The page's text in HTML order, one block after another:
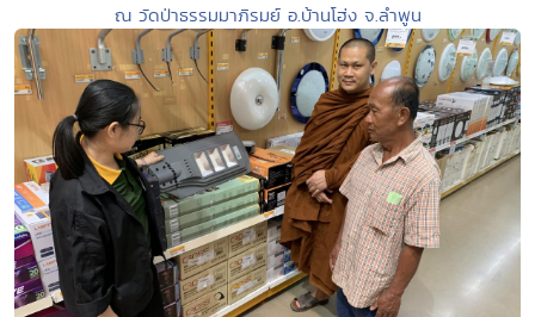
ณ วัดป่าธรรมมาภิรมย์ อ.บ้านโฮ่ง จ.ลำพูน